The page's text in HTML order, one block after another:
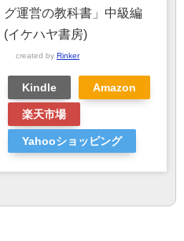
グ運営の教科書」中級編
(イケハヤ書房)
created by Rinker
Kindle Amazon
楽天市場
Yahooショッピング